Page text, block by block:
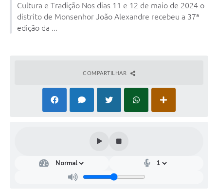
Cultura e Tradição Nos dias 11 e 12 de maio de 2024 o
distrito de Monsenhor João Alexandre recebeu a 37ª
edição da ...
COMPARTILHAR